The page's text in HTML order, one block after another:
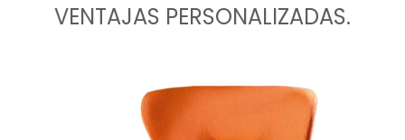
VENTAJAS PERSONALIZADAS.